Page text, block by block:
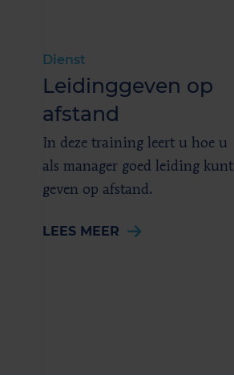
Dienst
Leidinggeven op
afstand
In deze training leert u hoe u
als manager goed leiding kunt
geven op afstand.
LEES MEER